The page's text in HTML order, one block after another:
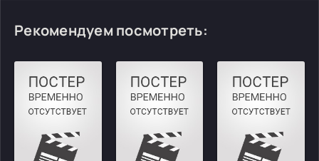
Рекомендуем посмотреть: